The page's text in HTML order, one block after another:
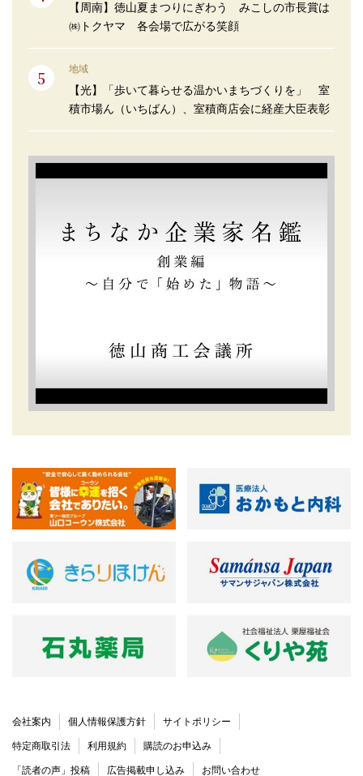
【周南】徳山夏まつりにぎわう みこしの市長賞は
㈱トクヤマ 各会場で広がる笑顔
地域
【光】「歩いて暮らせる温かいまちづくりを」 室
積市場ん（いちばん）、室積商店会に経産大臣表彰
会社案内 個人情報保護方針 サイトポリシー
特定商取引法 利用規約 購読のお申込み
「読者の声」投稿 広告掲載申し込み お問い合わせ